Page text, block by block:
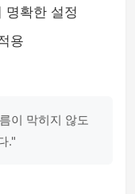
명확한 설정
용
이 막히지 않도
."